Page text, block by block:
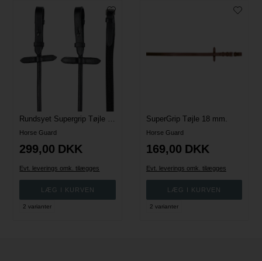
Horse Guard
299,00 DKK
Evt. leverings omk. tilægges
2 varianter
SuperGrip Tøjle 18 mm.
Horse Guard
169,00 DKK
Evt. leverings omk. tilægges
2 varianter